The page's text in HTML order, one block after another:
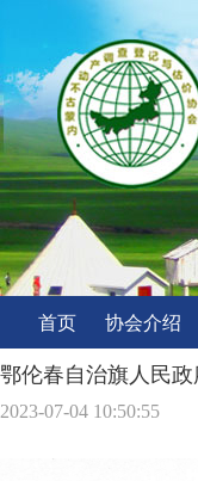
首页 协会介绍
鄂伦春自治旗人民
2023-07-04 10:50:55